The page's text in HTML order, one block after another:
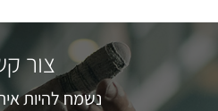
צור
נשמח להיות